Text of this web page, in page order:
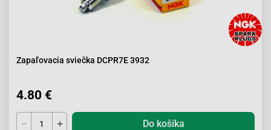
Zapaľovacia sviečka DCPR7E 3932
4.80 €
Do košíka